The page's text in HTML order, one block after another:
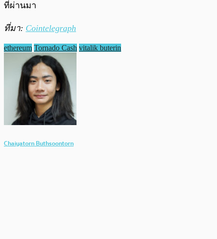
ที่ผ่านมา
ที่มา: Cointelegraph
ethereum Tornado Cash vitalik buterin
Chaiyatorn Buthsoontorn